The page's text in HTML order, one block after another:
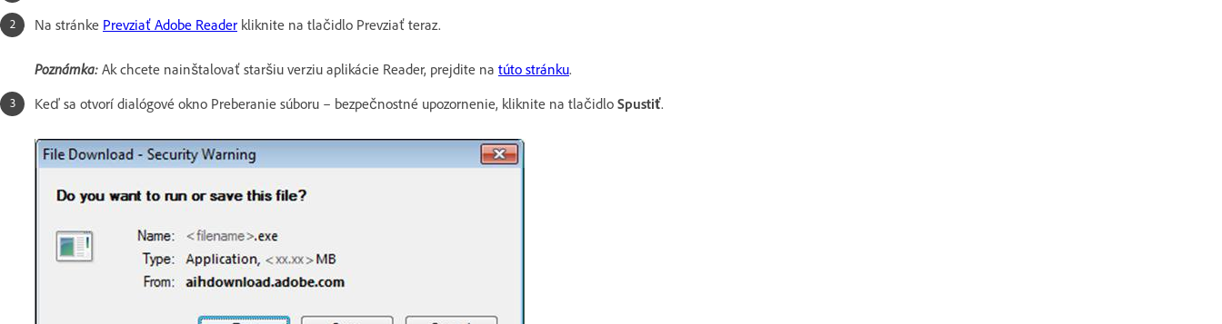
Na stránke Prevziať Adobe Reader kliknite na tlačidlo Prevziať teraz.
Poznámka: Ak chcete nainštalovať staršiu verziu aplikácie Reader, prejdite na túto stránku.
Keď sa otvorí dialógové okno Preberanie súboru – bezpečnostné upozornenie, kliknite na tlačidlo Spustiť.